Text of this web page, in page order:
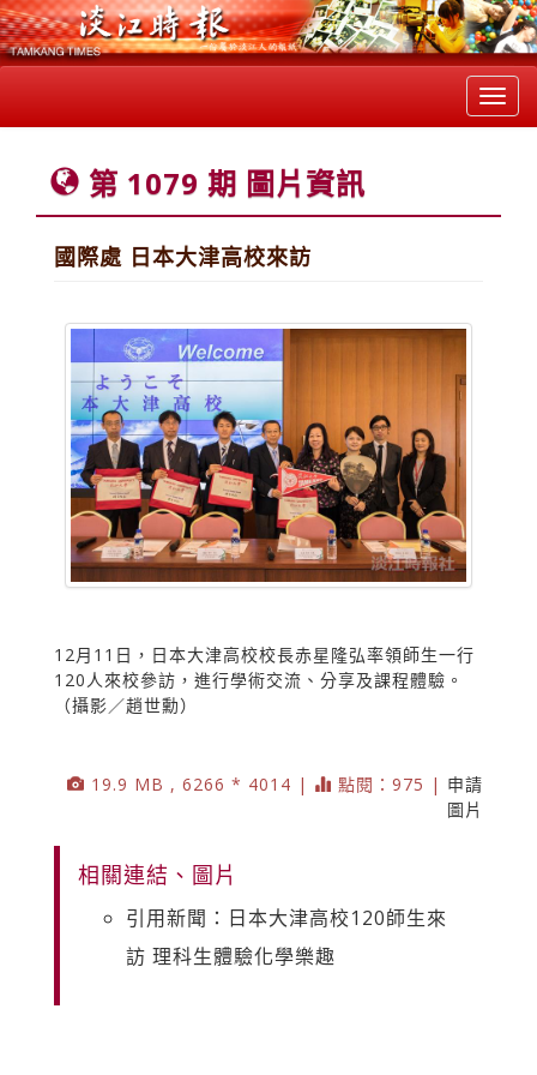
第 1079 期 圖片資訊
國際處 日本大津高校來訪
12月11日，日本大津高校校長赤星隆弘率領師生一行
120人來校參訪，進行學術交流、分享及課程體驗。
（攝影／趙世勳）
19.9 MB , 6266 * 4014 | 點閱：975 | 申請
圖片
相關連結、圖片
引用新聞：日本大津高校120師生來
訪 理科生體驗化學樂趣